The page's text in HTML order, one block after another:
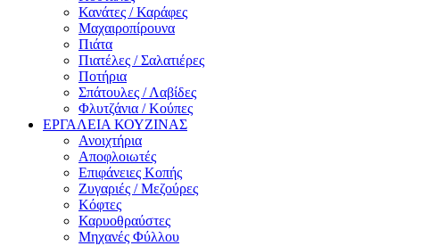
Κανάτες / Καράφες
Μαχαιροπίρουνα
Πιάτα
Πιατέλες / Σαλατιέρες
Ποτήρια
Σπάτουλες / Λαβίδες
Φλυτζάνια / Κούπες
ΕΡΓΑΛΕΙΑ ΚΟΥΖΙΝΑΣ
Ανοιχτήρια
Αποφλοιωτές
Επιφάνειες Κοπής
Ζυγαριές / Μεζούρες
Κόφτες
Καρυοθραύστες
Μηχανές Φύλλου